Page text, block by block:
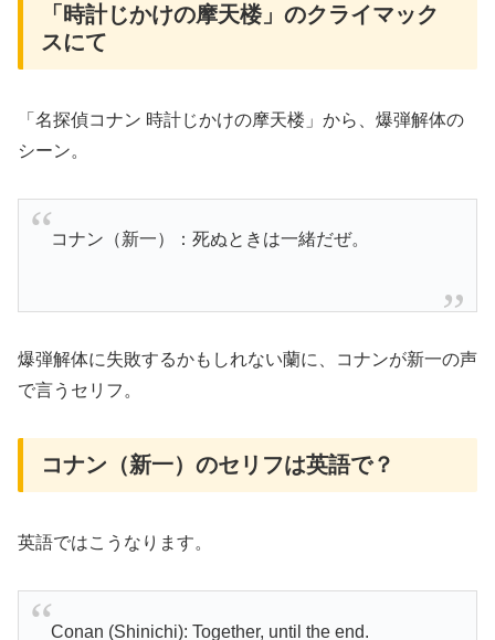
「時計じかけの摩天楼」のクライマック
スにて
「名探偵コナン 時計じかけの摩天楼」から、爆弾解体の
シーン。
コナン（新一）：死ぬときは一緒だぜ。
爆弾解体に失敗するかもしれない蘭に、コナンが新一の声
で言うセリフ。
コナン（新一）のセリフは英語で？
英語ではこうなります。
Conan (Shinichi): Together, until the end.